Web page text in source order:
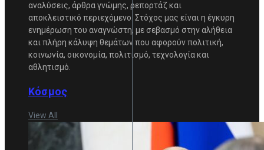
αναλύσεις, άρθρα γνώμης, ρεπορτάζ και
αποκλειστικό περιεχόμενο. Στόχος μας είναι η έγκυρη
ενημέρωση του αναγνώστη, με σεβασμό στην αλήθεια
και πλήρη κάλυψη θεμάτων που αφορούν πολιτική,
κοινωνία, οικονομία, πολιτισμό, τεχνολογία και
αθλητισμό.
Κόσμος
View All